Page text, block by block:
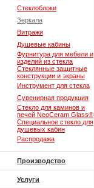
Стеклоблоки
Зеркала
Витражи
Душевые кабины
Фурнитура для мебели и
изделий из стекла
Стеклянные защитные
конструкции и экраны
Инструмент для стекла
Сувенирная продукция
Стекло для каминов и
печей NeoCeram Glass®
Специальное стекло для
душевых кабин
Распродажа
Производство
Услуги